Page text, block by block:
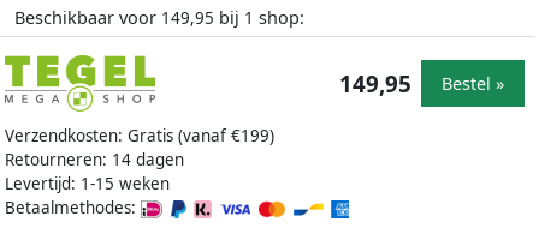
Beschikbaar voor 149,95 bij 1 shop:
Verzendkosten: Gratis (vanaf €199)
Retourneren: 14 dagen
Levertijd: 1-15 weken
Betaalmethodes:
149,95 Bestel »